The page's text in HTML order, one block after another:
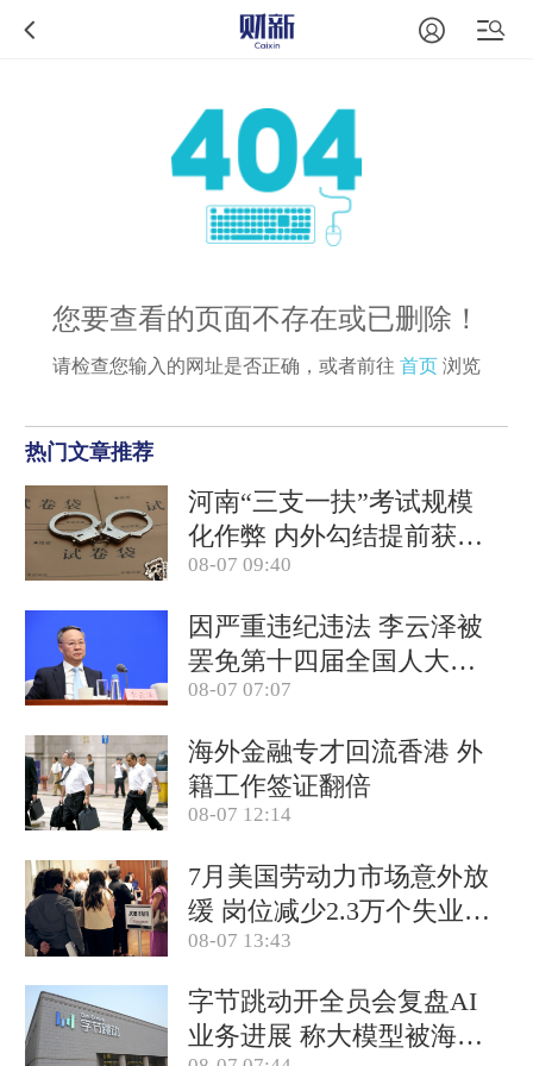
您要查看的页面不存在或已删除！
请检查您输入的网址是否正确，或者前往 首页 浏览
热门文章推荐
河南“三支一扶”考试规模
化作弊 内外勾结提前获取
试卷
08-07 09:40
因严重违纪违法 李云泽被
罢免第十四届全国人大代
表职务
08-07 07:07
海外金融专才回流香港 外
籍工作签证翻倍
08-07 12:14
7月美国劳动力市场意外放
缓 岗位减少2.3万个失业率
降至4.1%
08-07 13:43
字节跳动开全员会复盘AI
业务进展 称大模型被海外